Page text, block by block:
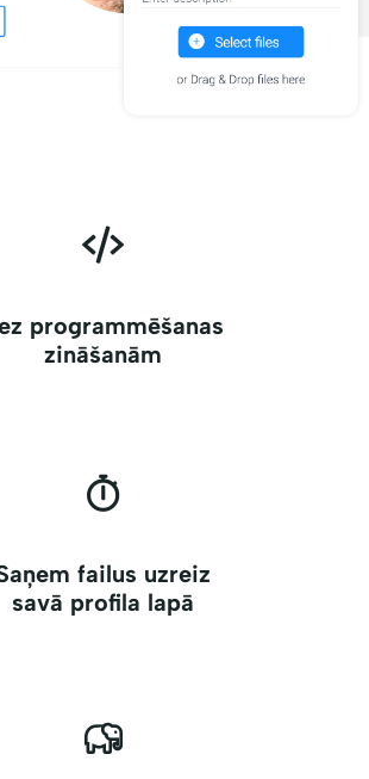
programmēšanas
zināšanām
failus uzreiz
savā profila lapā